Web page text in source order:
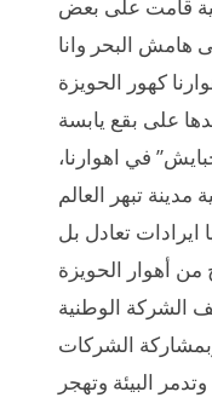
قامت على بعض
هامش البحر وانا
كهور الحويزة
على بقع يابسة
في اهوارنا،
مدينة تبهر العالم
ايرادات تعادل بل
أهوار الحويزة
الشركة الوطنية
وبمشاركة الشركات
البيئة وتهجر